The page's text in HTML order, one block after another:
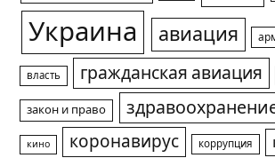
Украина авиация
власть гражданская авиация
закон и право
кино коронавирус коррупция